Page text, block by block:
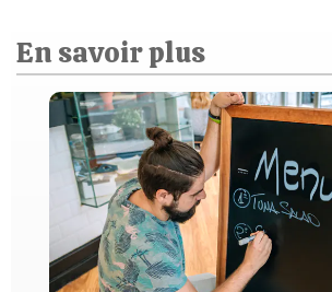
En savoir plus